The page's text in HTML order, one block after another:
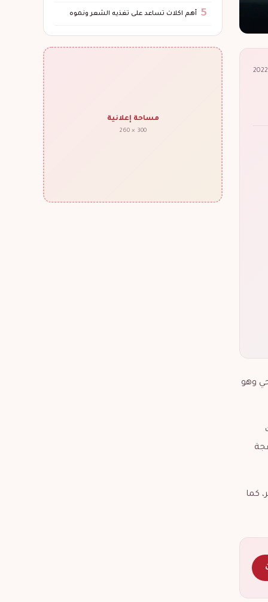
وهو
كما
5 أهم اكلات تساعد على تغذيه الشعر ونموه
مساحة إعلانية
300 × 260